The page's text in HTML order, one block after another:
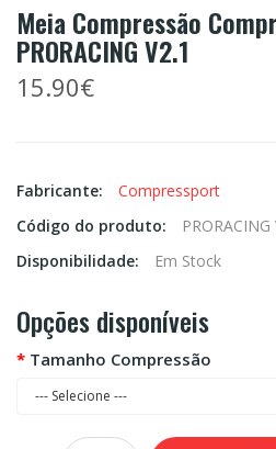
Meia Compressão
PRORACING V2.1
15.90€
Fabricante:
Compressport
Código do produto:
PRORACING
Disponibilidade:
Em Stock
Opções disponíveis
Tamanho Compressão